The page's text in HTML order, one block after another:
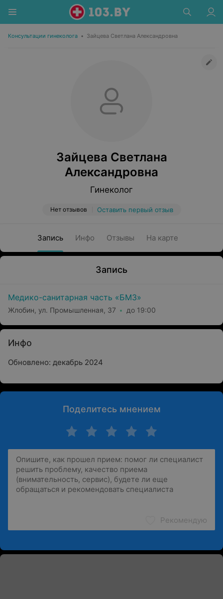
Консультации гинеколога • Зайцева Светлана Александровна
Зайцева Светлана
Александровна
Гинеколог
Нет отзывов Оставить первый отзыв
Запись Инфо Отзывы На карте
Запись
Медико-санитарная часть «БМЗ»
Жлобин, ул. Промышленная, 37 до 19:00
Инфо
Обновлено: декабрь 2024
Поделитесь мнением
Рекомендую